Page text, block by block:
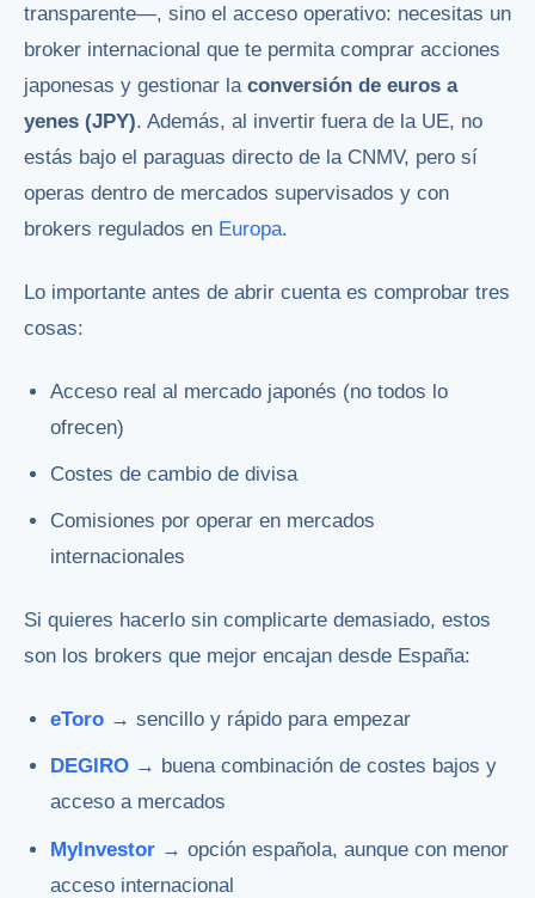
transparente—, sino el acceso operativo: necesitas un
broker internacional que te permita comprar acciones
japonesas y gestionar la conversión de euros a
yenes (JPY). Además, al invertir fuera de la UE, no
estás bajo el paraguas directo de la CNMV, pero sí
operas dentro de mercados supervisados y con
brokers regulados en Europa.
Lo importante antes de abrir cuenta es comprobar tres
cosas:
Acceso real al mercado japonés (no todos lo
ofrecen)
Costes de cambio de divisa
Comisiones por operar en mercados
internacionales
Si quieres hacerlo sin complicarte demasiado, estos
son los brokers que mejor encajan desde España:
eToro → sencillo y rápido para empezar
DEGIRO → buena combinación de costes bajos y
acceso a mercados
MyInvestor → opción española, aunque con menor
acceso internacional